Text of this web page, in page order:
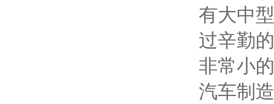
有大中
过辛勤
非常小
汽车制